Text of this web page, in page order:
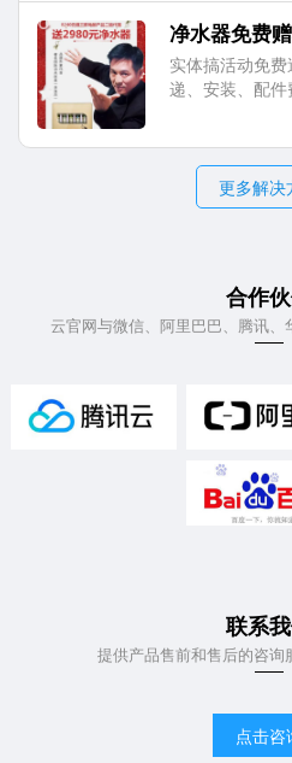
的互联互通，助
务、效率转型升
净水器免费
实体搞活动免
递、安装、配
渠道商，快速
更多解决
合作
云官网与微信、阿里巴巴、腾讯
联系
提供产品售前和售后的咨询
点击咨